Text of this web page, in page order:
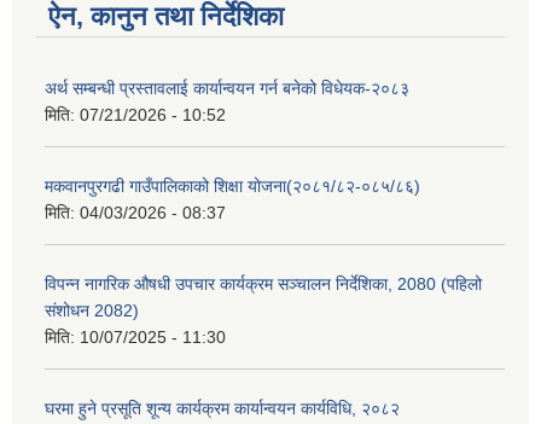
ऐन, कानुन तथा निर्देशिका
अर्थ सम्बन्धी प्रस्तावलाई कार्यान्वयन गर्न बनेको विधेयक-२०८३
मिति: 07/21/2026 - 10:52
मकवानपुरगढी गाउँपालिकाको शिक्षा योजना(२०८१/८२-०८५/८६)
मिति: 04/03/2026 - 08:37
विपन्न नागरिक औषधी उपचार कार्यक्रम सञ्चालन निर्देशिका, 2080 (पहिलो
संशोधन 2082)
मिति: 10/07/2025 - 11:30
घरमा हुने प्रसूति शून्य कार्यक्रम कार्यान्वयन कार्यविधि, २०८२